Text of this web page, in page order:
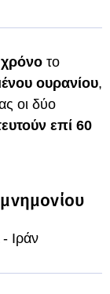
το
ουρανίου,
οι δύο
επί 60
Ιράν